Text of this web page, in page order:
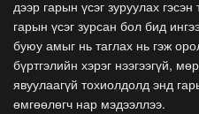
дээр гарын үсэг зуруулах
гарын үсэг зурсан бол бид
буюу амыг нь таглах нь гэж
бүртгэлийн хэрэг нээгээгүй,
явуулаагүй тохиолдолд энд
өмгөөлөгч нар мэдээллээ.